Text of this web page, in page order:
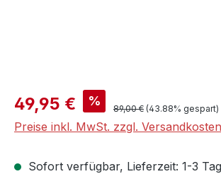
Verkaufspreis:
49,95 € % Regulärer Preis:
89,00 € (43.88% gespart)
Preise inkl. MwSt. zzgl. Versandkosten
Sofort verfügbar, Lieferzeit: 1-3